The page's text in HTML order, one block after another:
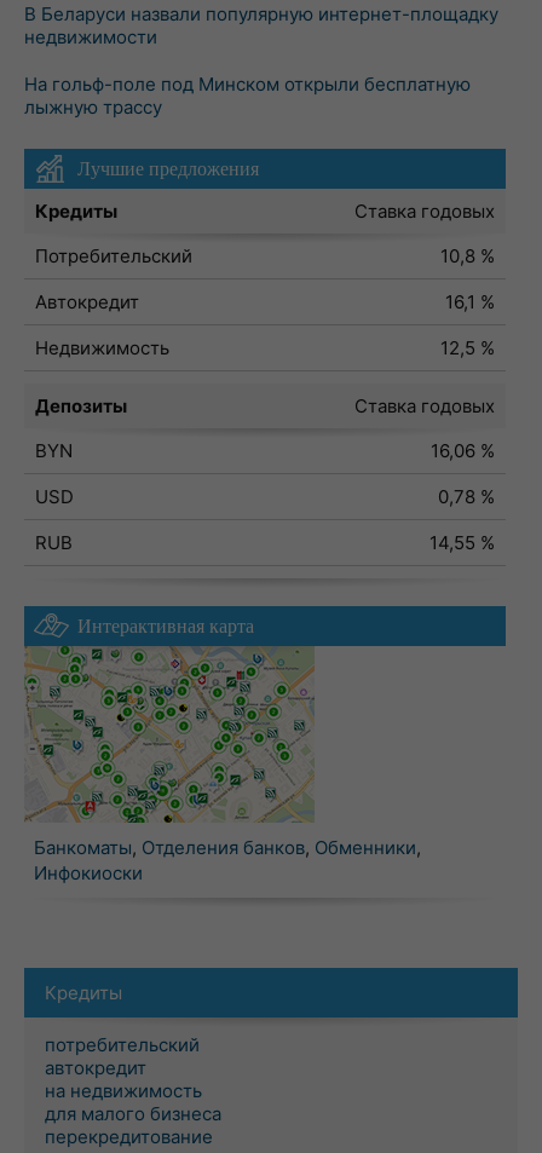
В Беларуси назвали популярную интернет-площадку
недвижимости
На гольф-поле под Минском открыли бесплатную
лыжную трассу
Лучшие предложения
Кредиты
Ставка годовых
Потребительский
10,8 %
Автокредит
16,1 %
Недвижимость
12,5 %
Депозиты
Ставка годовых
BYN
16,06 %
USD
0,78 %
RUB
14,55 %
Интерактивная карта
Банкоматы, Отделения банков, Обменники,
Инфокиоски
Кредиты
потребительский
автокредит
на недвижимость
для малого бизнеса
перекредитование